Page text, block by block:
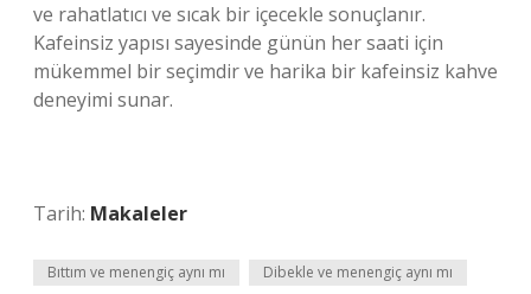
ve rahatlatıcı ve sıcak bir içecekle sonuçlanır.
Kafeinsiz yapısı sayesinde günün her saati için
mükemmel bir seçimdir ve harika bir kafeinsiz kahve
deneyimi sunar.
Tarih: Makaleler
Bıttım ve menengiç aynı mı Dibekle ve menengiç aynı mı